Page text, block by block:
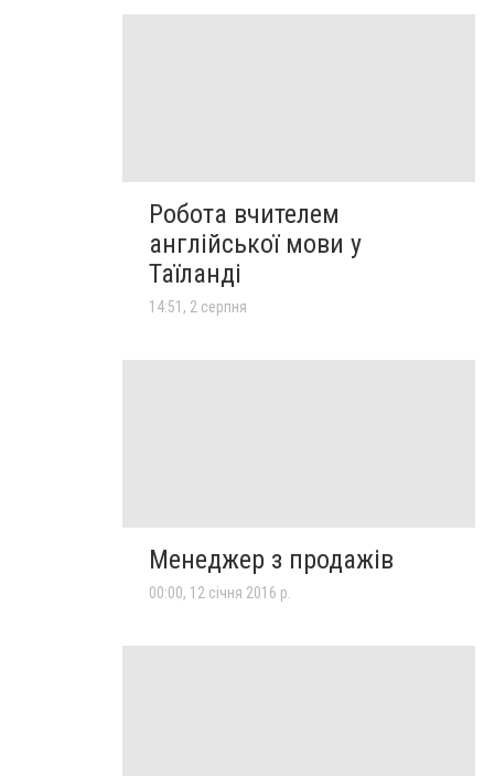
Робота вчителем
англійської мови у
Таїланді
14:51, 2 серпня
Менеджер з продажів
00:00, 12 січня 2016 р.